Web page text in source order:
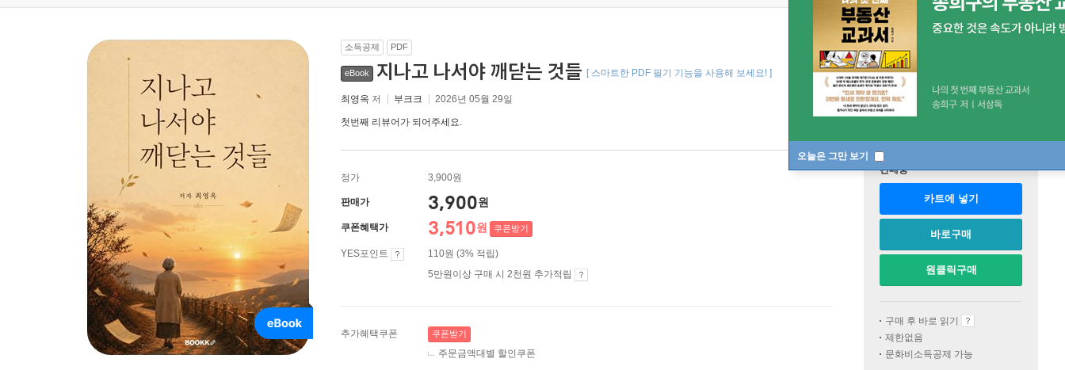
오늘은 그만 보기
소득공제 PDF
eBook 지나고 나서야 깨닫는 것들 [ 스마트한 PDF 필기 기능을 사용해 보세요! ]
최영옥 저 부크크 2026년 05월 29일
첫번째 리뷰어가 되어주세요.
정가 3,900원
판매가 3,900원
쿠폰혜택가 3,510원 쿠폰받기
YES포인트
110원 (3% 적립)
5만원이상 구매 시 2천원 추가적립
추가혜택쿠폰 쿠폰받기
주문금액대별 할인쿠폰
판매중
카트에 넣기
바로구매
원클릭구매
구매 후 바로 읽기
제한없음
문화비소득공제 가능